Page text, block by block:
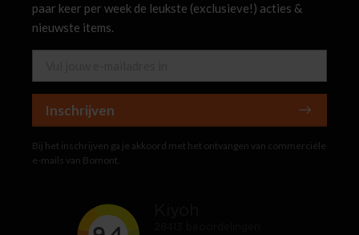
paar keer per week de leukste (exclusieve!) acties &
nieuwste items.
Inschrijven
Bij het inschrijven ga je akkoord met het ontvangen van commerciële
e-mails van Bomont.